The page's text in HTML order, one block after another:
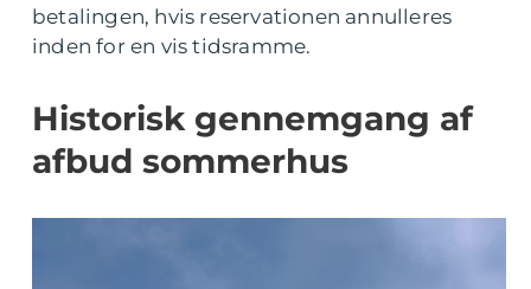
betalingen, hvis reservationen annulleres
inden for en vis tidsramme.
Historisk gennemgang af
afbud sommerhus